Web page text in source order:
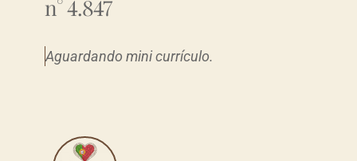
n° 4.847
Aguardando mini currículo.